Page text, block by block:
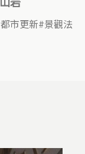
都市更新 景觀法